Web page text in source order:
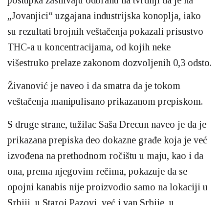
„Jovanjici“ uzgajana industrijska konoplja, iako
su rezultati brojnih veštačenja pokazali prisustvo
THC-a u koncentracijama, od kojih neke
višestruko prelaze zakonom dozvoljenih 0,3 odsto.
Živanović je naveo i da smatra da je tokom
veštačenja manipulisano prikazanom prepiskom.
S druge strane, tužilac Saša Drecun naveo je da je
prikazana prepiska deo dokazne građe koja je već
izvođena na prethodnom ročištu u maju, kao i da
ona, prema njegovim rečima, pokazuje da se
opojni kanabis nije proizvodio samo na lokaciji u
Srbiji, u Staroj Pazovi, već i van Srbije, u